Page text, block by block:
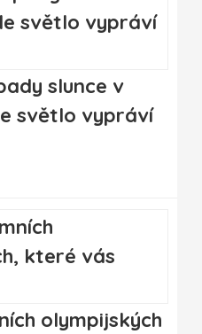
slunce v
světlo vypráví
olympijských